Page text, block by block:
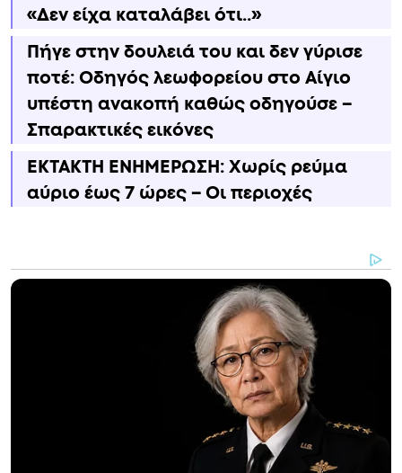
«Δεν είχα καταλάβει ότι..»
Πήγε στην δουλειά του και δεν γύρισε
ποτέ: Οδηγός λεωφορείου στο Αίγιο
υπέστη ανακοπή καθώς οδηγούσε –
Σπαρακτικές εικόνες
ΕΚΤΑΚΤΗ ΕΝΗΜΕΡΩΣΗ: Χωρίς ρεύμα
αύριο έως 7 ώρες – Οι περιοχές